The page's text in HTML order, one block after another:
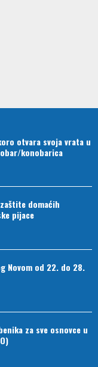
otvara svoja vrata u
konobarica
domaćih
pijace
Novom od 22. do 28.
za sve osnovce u